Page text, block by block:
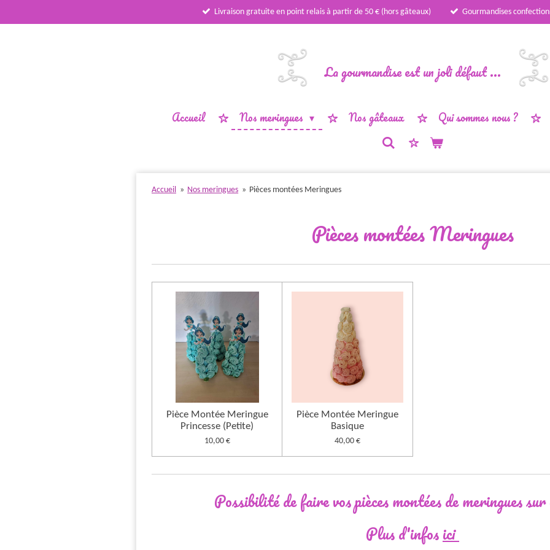
Livraison gratuite en point relais à partir de 50 € (hors gâteaux) Gourmandises
La gourmandise est un joli défaut ...
Accueil Nos meringues Nos gâteaux Qui sommes nous ?
Accueil » Nos meringues » Pièces montées Meringues
Pièces montées Meringues
Pièce Montée Meringue
Princesse (Petite)
10,00 €
Pièce Montée Meringue
Basique
40,00 €
Possibilité de faire vos pièces montées de meringues sur
Plus d'infosici